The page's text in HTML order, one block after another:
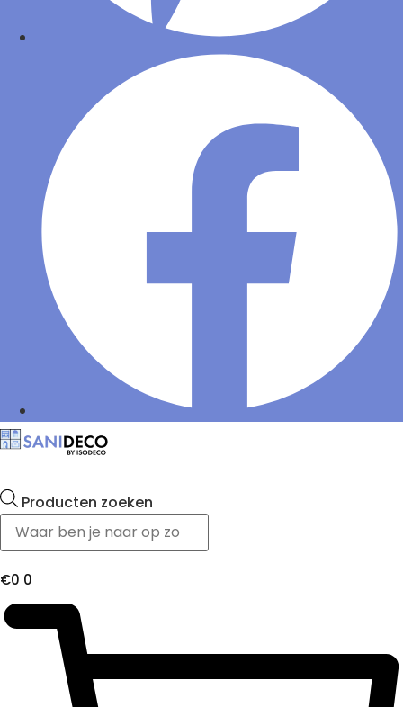
Producten zoeken
€0 0